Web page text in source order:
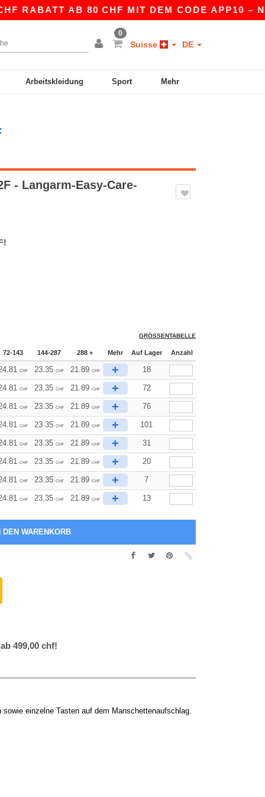
AB 80 CHF MIT DEM CODE APP10 – NOCH
0
Suisse DE
Arbeitskleidung Sport Mehr
- Langarm-Easy-Care-
GRÖSSENTABELLE
72-143 144-287 288 + Mehr Auf Lager Anzahl
CHF 23.35 CHF 21.89 CHF + 18
CHF 23.35 CHF 21.89 CHF + 72
CHF 23.35 CHF 21.89 CHF + 76
CHF 23.35 CHF 21.89 CHF + 101
CHF 23.35 CHF 21.89 CHF + 31
CHF 23.35 CHF 21.89 CHF + 20
CHF 23.35 CHF 21.89 CHF + 7
CHF 23.35 CHF 21.89 CHF + 13
499,00 chf!
einzelne Tasten auf dem Manschettenaufschlag.